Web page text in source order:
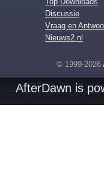
Discussie
Vraag en
Nieuws2.nl
© 1999-2026
AfterDawn is